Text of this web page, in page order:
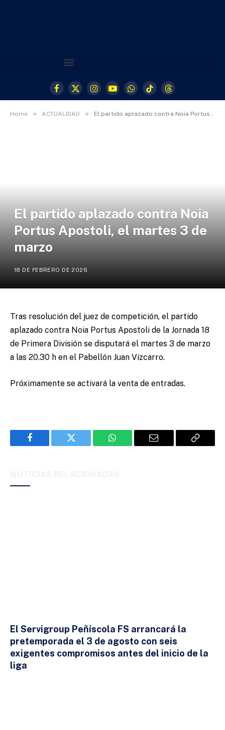
Facebook
X
(Twitter)
Instagram
YouTubeWhatsApp
TikTokThreads
Home » ACTUALIDAD » El partido aplazado contra Noia Portus Apostoli, el martes 3 de marzo
El partido aplazado contra Noia
Portus Apostoli, el martes 3 de
marzo
18 DE FEBRERO DE 2026
Tras resolución del juez de competición, el partido
aplazado contra Noia Portus Apostoli de la Jornada 18
de Primera División se disputará el martes 3 de marzo
a las 20.30 h en el Pabellón Juan Vizcarro.
Próximamente se activará la venta de entradas.
Facebook Twitter WhatsApp Email
Copy
El Servigroup Peñíscola FS arrancará la
pretemporada el 3 de agosto con seis
exigentes compromisos antes del inicio de la
liga